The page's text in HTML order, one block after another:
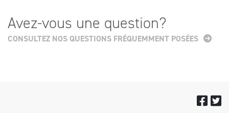
Avez-vous une question?
CONSULTEZ NOS QUESTIONS FRÉQUEMMENT POSÉES